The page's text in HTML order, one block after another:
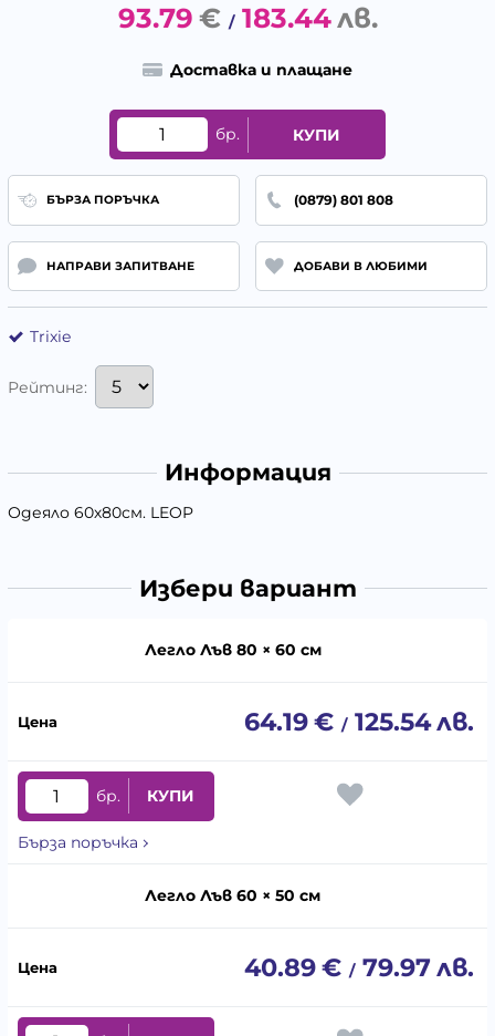
93.79 € / 183.44лв.
Доставка и плащане
бр. КУПИ
БЪРЗА ПОРЪЧКА (0879) 801 808
НАПРАВИ ЗАПИТВАНЕ ДОБАВИ В ЛЮБИМИ
Trixie
Рейтинг:
Информация
Одеяло 60х80см. LEOP
Избери вариант
Легло Лъв 80 × 60 см
64.19€ / 125.54лв.
бр. КУПИ
Бърза поръчка
Легло Лъв 60 × 50 см
40.89€ / 79.97лв.